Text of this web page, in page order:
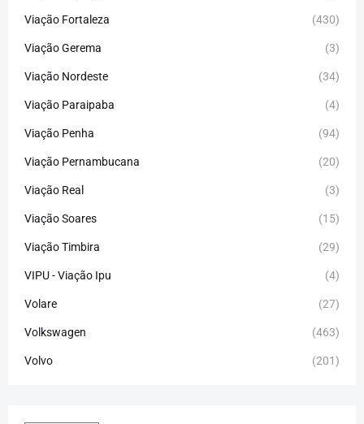
Viação Fortaleza (430)
Viação Gerema (3)
Viação Nordeste (34)
Viação Paraipaba (4)
Viação Penha (94)
Viação Pernambucana (20)
Viação Real (3)
Viação Soares (15)
Viação Timbira (29)
VIPU - Viação Ipu (4)
Volare (27)
Volkswagen (463)
Volvo (201)